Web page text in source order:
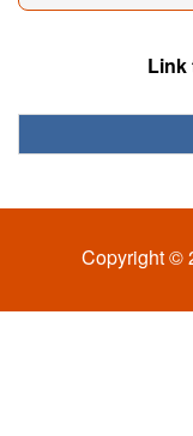
Link
Copyright ©